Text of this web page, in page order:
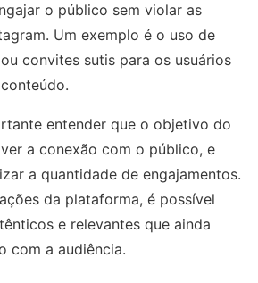
o público sem violar as
Um exemplo é o uso de
convites sutis para os usuários
entender que o objetivo do
a conexão com o público, e
a quantidade de engajamentos.
da plataforma, é possível
e relevantes que ainda
com a audiência.